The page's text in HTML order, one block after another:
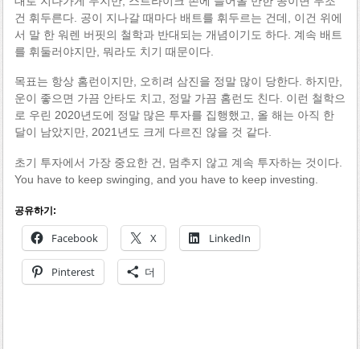
건 휘두른다. 공이 지나갈 때마다 배트를 휘두르는 건데, 이건 위에
서 말 한 워렌 버핏의 철학과 반대되는 개념이기도 하다. 계속 배트
를 휘둘러야지만, 뭐라도 치기 때문이다.
목표는 항상 홈런이지만, 오히려 삼진을 정말 많이 당한다. 하지만,
운이 좋으면 가끔 안타도 치고, 정말 가끔 홈런도 친다. 이런 철학으
로 우린 2020년도에 정말 많은 투자를 집행했고, 올 해는 아직 한
달이 남았지만, 2021년도 크게 다르진 않을 것 같다.
초기 투자에서 가장 중요한 건, 멈추지 않고 계속 투자하는 것이다.
You have to keep swinging, and you have to keep investing.
공유하기:
Facebook X LinkedIn
Pinterest 더